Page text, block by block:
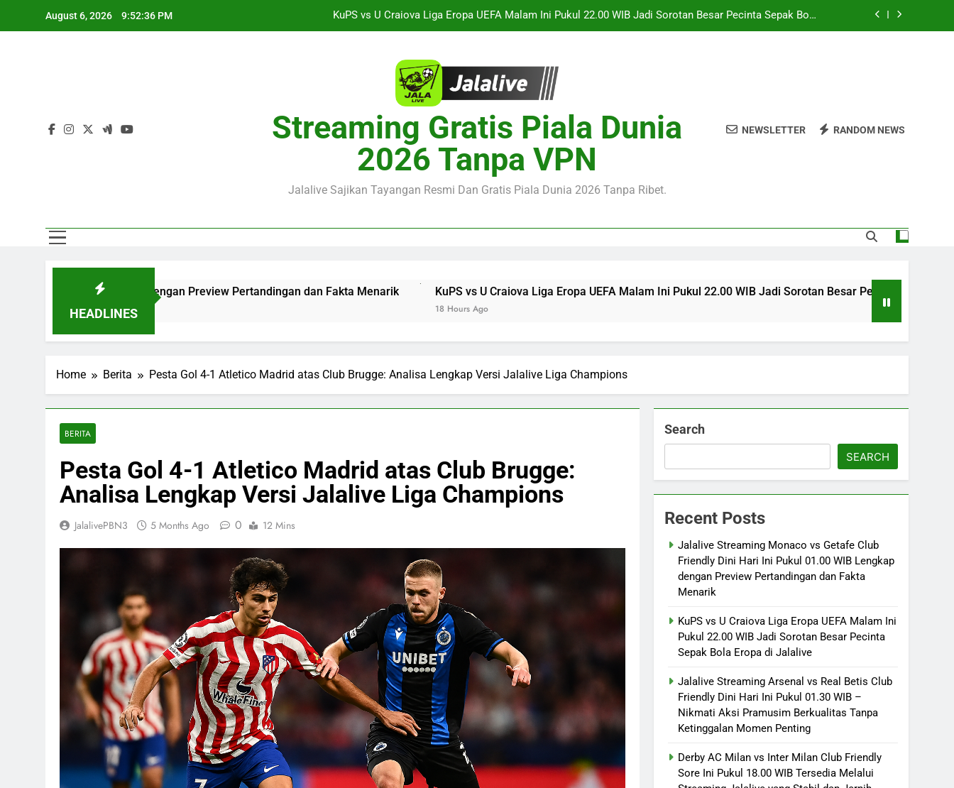
August 6, 2026 9:52:37 PM
Jalalive Streaming Arsenal vs Real Betis Club Friendly Dini Hari Ini Pukul 01.30 WIB – Nikmati Aksi
Jalalive Streaming Monaco vs Getafe Club Friendly Dini Hari Ini Pukul 01.00 WIB Lengkap dengan Preview
KuPS vs U Craiova Liga Eropa UEFA Malam Ini Pukul 22.00 WIB Jadi Sorotan Besar Pecinta Sepak Bola
Jalalive Streaming Arsenal vs Real Betis Club Friendly Dini Hari Ini Pukul 01.30 WIB – Nikmati Aksi
Pramusim Berkualitas Tanpa Ketinggalan Momen Penting
Derby AC Milan vs Inter Milan Club Friendly Sore Ini Pukul 18.00 WIB Tersedia Melalui Streaming Jalalive
Streaming Gratis Piala Dunia
2026 Tanpa VPN
Jalalive Sajikan Tayangan Resmi Dan Gratis Piala Dunia 2026 Tanpa Ribet.
NEWSLETTER RANDOM NEWS
HEADLINES
dengan Preview Pertandingan dan Fakta Menarik KuPS vs U Craiova Liga Eropa UEFA Malam Ini Pukul 22.00 WIB Jadi Sorotan Besar Pecinta Sepak Bola Eropa di Jalalive
Home Berita Pesta Gol 4-1 Atletico Madrid atas Club Brugge: Analisa Lengkap Versi Jalalive Liga Champions
BERITA
Pesta Gol 4-1 Atletico Madrid atas Club Brugge:
Analisa Lengkap Versi Jalalive Liga Champions
JalalivePBN3 5 Months Ago 0 12 Mins
Search
SEARCH
Recent Posts
Jalalive Streaming Monaco vs Getafe Club
Friendly Dini Hari Ini Pukul 01.00 WIB Lengkap
dengan Preview Pertandingan dan Fakta
Menarik
KuPS vs U Craiova Liga Eropa UEFA Malam Ini
Pukul 22.00 WIB Jadi Sorotan Besar Pecinta
Sepak Bola Eropa di Jalalive
Jalalive Streaming Arsenal vs Real Betis Club
Friendly Dini Hari Ini Pukul 01.30 WIB –
Nikmati Aksi Pramusim Berkualitas Tanpa
Ketinggalan Momen Penting
Derby AC Milan vs Inter Milan Club Friendly
Sore Ini Pukul 18.00 WIB Tersedia Melalui